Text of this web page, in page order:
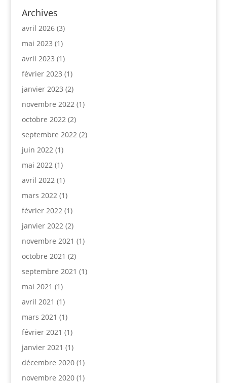
Archives
avril 2026(3)
mai 2023 (1)
avril 2023 (1)
février 2023 (1)
janvier 2023 (2)
novembre 2022(1)
octobre 2022(2)
septembre 2022(2)
juin 2022(1)
mai 2022(1)
avril 2022(1)
mars 2022(1)
février 2022(1)
janvier 2022(2)
novembre 2021 (1)
octobre 2021 (2)
septembre 2021 (1)
mai 2021 (1)
avril 2021 (1)
mars 2021 (1)
février 2021 (1)
janvier 2021 (1)
décembre 2020(1)
novembre 2020(1)